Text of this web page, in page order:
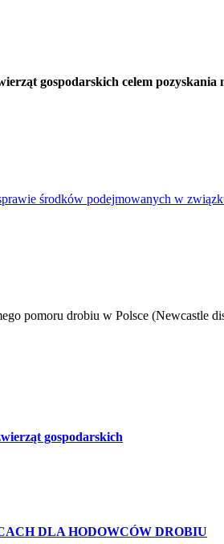
gospodarskich celem pozyskania
środków podejmowanych w
drobiu w Polsce (Newcastle
gospodarskich
DLA HODOWCÓW DROBIU